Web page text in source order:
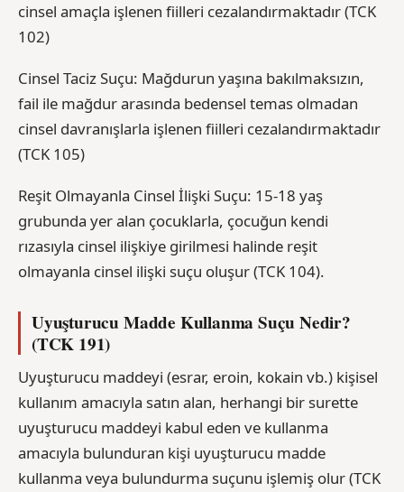
cinsel amaçla işlenen fiilleri cezalandırmaktadır (TCK
102)
Cinsel Taciz Suçu: Mağdurun yaşına bakılmaksızın,
fail ile mağdur arasında bedensel temas olmadan
cinsel davranışlarla işlenen fiilleri cezalandırmaktadır
(TCK 105)
Reşit Olmayanla Cinsel İlişki Suçu: 15-18 yaş
grubunda yer alan çocuklarla, çocuğun kendi
rızasıyla cinsel ilişkiye girilmesi halinde reşit
olmayanla cinsel ilişki suçu oluşur (TCK 104).
Uyuşturucu Madde Kullanma Suçu Nedir?
(TCK 191)
Uyuşturucu maddeyi (esrar, eroin, kokain vb.) kişisel
kullanım amacıyla satın alan, herhangi bir surette
uyuşturucu maddeyi kabul eden ve kullanma
amacıyla bulunduran kişi uyuşturucu madde
kullanma veya bulundurma suçunu işlemiş olur (TCK